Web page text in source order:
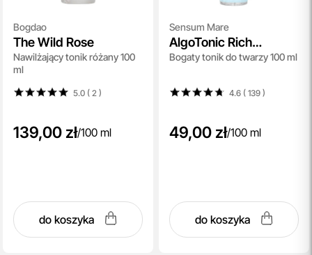
Bogdao
The Wild Rose
Nawilżający tonik różany 100
ml
5.0 ( 2 )
139,00 zł/100 ml
do koszyka
Sensum Mare
AlgoTonic Rich
Moisturizing Face
Bogaty tonik do twarzy 100 ml
4.6 ( 139)
49,00 zł/100 ml
do koszyka